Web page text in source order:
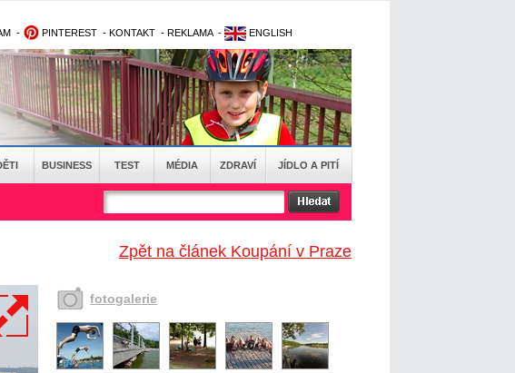
- PINTEREST - KONTAKT - REKLAMA - ENGLISH
BUSINESS TEST MÉDIA ZDRAVÍ JÍDLO A PITÍ
Zpět na článek Koupání v Praze
fotogalerie